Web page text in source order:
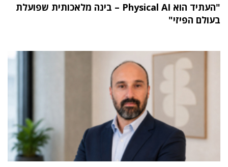
"העתיד הוא Physical AI – בינה מלאכותית שפועלת
בעולם הפיזי"